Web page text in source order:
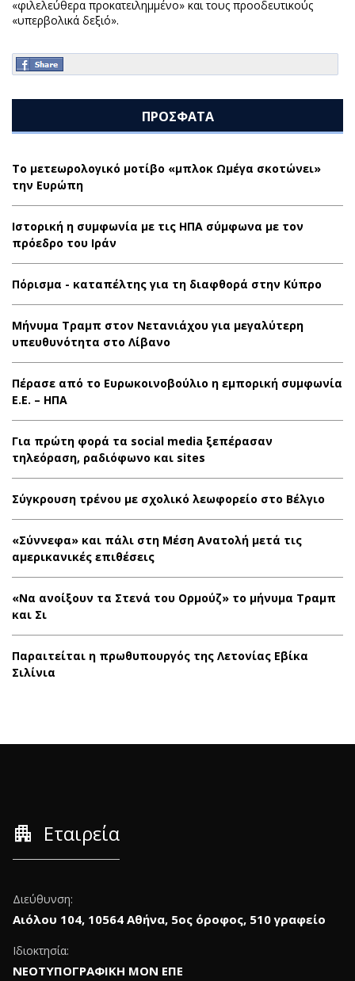
«φιλελεύθερα προκατειλημμένο» και τους προοδευτικούς
«υπερβολικά δεξιό».
ΠΡΟΣΦΑΤΑ
Το μετεωρολογικό μοτίβο «μπλοκ Ωμέγα σκοτώνει»
την Ευρώπη
Ιστορική η συμφωνία με τις ΗΠΑ σύμφωνα με τον
πρόεδρο του Ιράν
Πόρισμα - καταπέλτης για τη διαφθορά στην Κύπρο
Μήνυμα Τραμπ στον Νετανιάχου για μεγαλύτερη
υπευθυνότητα στο Λίβανο
Πέρασε από το Ευρωκοινοβούλιο η εμπορική συμφωνία
Ε.Ε. – ΗΠΑ
Για πρώτη φορά τα social media ξεπέρασαν
τηλεόραση, ραδιόφωνο και sites
Σύγκρουση τρένου με σχολικό λεωφορείο στο Βέλγιο
«Σύννεφα» και πάλι στη Μέση Ανατολή μετά τις
αμερικανικές επιθέσεις
«Να ανοίξουν τα Στενά του Ορμούζ» το μήνυμα Τραμπ
και Σι
Παραιτείται η πρωθυπουργός της Λετονίας Εβίκα
Σιλίνια
apartment Εταιρεία
Διεύθυνση:
Αιόλου 104, 10564 Αθήνα, 5ος όροφος, 510 γραφείο
Ιδιοκτησία:
ΝΕΟΤΥΠΟΓΡΑΦΙΚΗ ΜΟΝ ΕΠΕ